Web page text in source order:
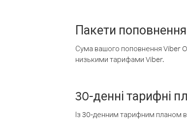
Пакети поповнення
Сума вашого поповнення Viber
низькими тарифами Viber.
30-денні тарифні
Із 30-денним тарифним планом